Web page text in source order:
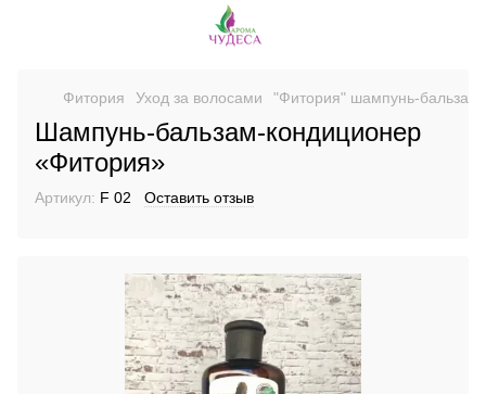
Фитория Уход за волосами "Фитория" шампунь-
Шампунь-бальзам-кондиционер
«Фитория»
Артикул: F 02 Оставить отзыв